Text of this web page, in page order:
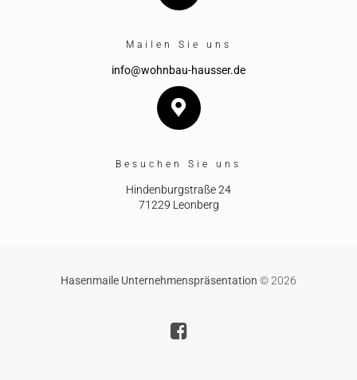
Mailen Sie uns
info@wohnbau-hausser.de
Besuchen Sie uns
Hindenburgstraße 24
71229 Leonberg
Hasenmaile Unternehmenspräsentation © 2026